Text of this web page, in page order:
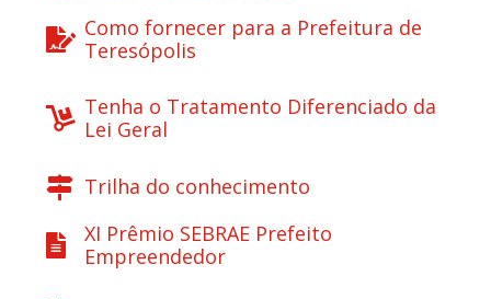
Como fornecer para a Prefeitura de
Teresópolis
Tenha o Tratamento Diferenciado da
Lei Geral
Trilha do conhecimento
XI Prêmio SEBRAE Prefeito
Empreendedor